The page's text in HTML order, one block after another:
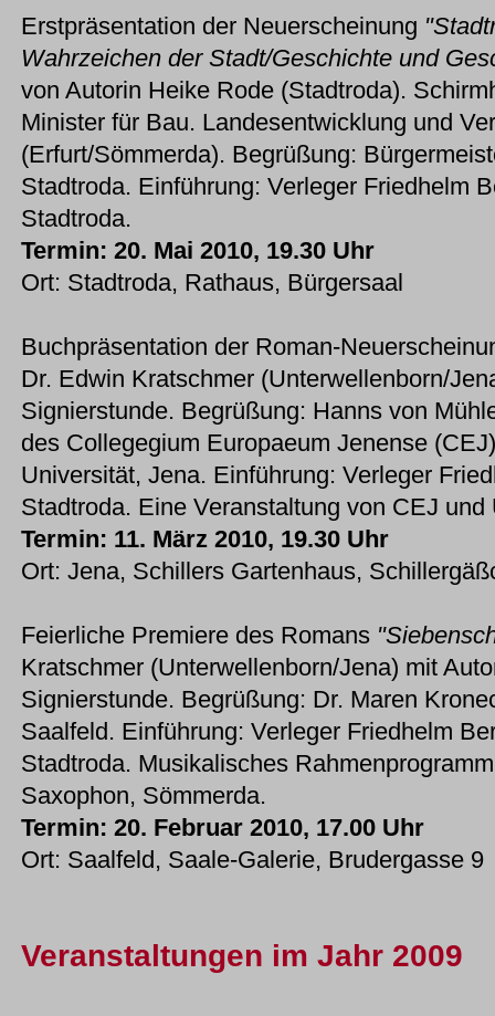
Erstpräsentation der Neuerscheinung
Wahrzeichen der Stadt/Geschichte und
von Autorin Heike Rode (Stadtroda).
Minister für Bau. Landesentwicklung und
(Erfurt/Sömmerda). Begrüßung:
Stadtroda. Einführung: Verleger Friedhelm
Stadtroda.
Termin: 20. Mai 2010, 19.30 Uhr
Ort: Stadtroda, Rathaus, Bürgersaal
Buchpräsentation der Roman-
Dr. Edwin Kratschmer (Unterwellenborn/
Signierstunde. Begrüßung: Hanns von
des Collegegium Europaeum Jenense
Universität, Jena. Einführung: Verleger
Stadtroda. Eine Veranstaltung von CEJ und
Termin: 11. März 2010, 19.30 Uhr
Ort: Jena, Schillers Gartenhaus,
Feierliche Premiere des Romans
Kratschmer (Unterwellenborn/Jena) mit
Signierstunde. Begrüßung: Dr. Maren
Saalfeld. Einführung: Verleger Friedhelm
Stadtroda. Musikalisches
Saxophon, Sömmerda.
Termin: 20. Februar 2010, 17.00 Uhr
Ort: Saalfeld, Saale-Galerie, Brudergasse 9
Veranstaltungen im Jahr 2009